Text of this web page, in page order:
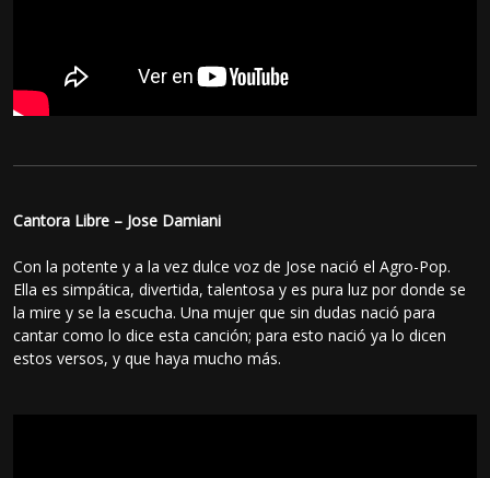
Cantora Libre – Jose Damiani
Con la potente y a la vez dulce voz de Jose nació el Agro-Pop.
Ella es simpática, divertida, talentosa y es pura luz por donde se
la mire y se la escucha. Una mujer que sin dudas nació para
cantar como lo dice esta canción; para esto nació ya lo dicen
estos versos, y que haya mucho más.